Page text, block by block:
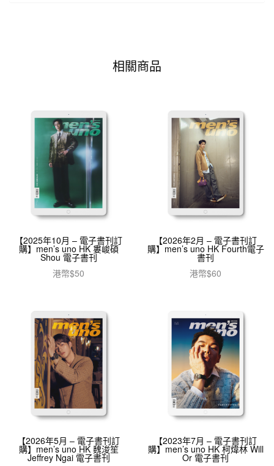
相關商品
【2025年10月 – 電子書刊訂
購】men’s uno HK 婁峻碩
Shou 電子書刊
港幣$50
【2026年2月 – 電子書刊訂
購】men’s uno HK Fourth電子
書刊
港幣$60
【2026年5月 – 電子書刊訂
購】men’s uno HK 魏浚笙
Jeffrey Ngai 電子書刊
【2023年7月 – 電子書刊訂
購】men’s uno HK 柯煒林 Will
Or 電子書刊